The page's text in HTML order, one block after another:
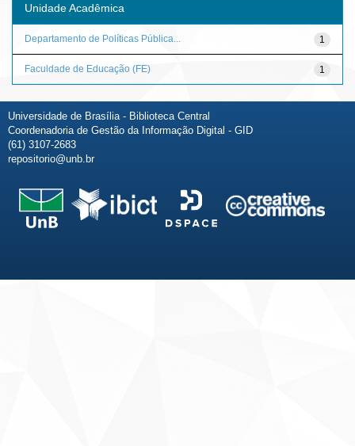
Unidade Acadêmica
1
Departamento de Políticas Pública...
1
Faculdade de Educação (FE)
Universidade de Brasília - Biblioteca Central
Coordenadoria de Gestão da Informação Digital - GID
(61) 3107-2683
repositorio@unb.br